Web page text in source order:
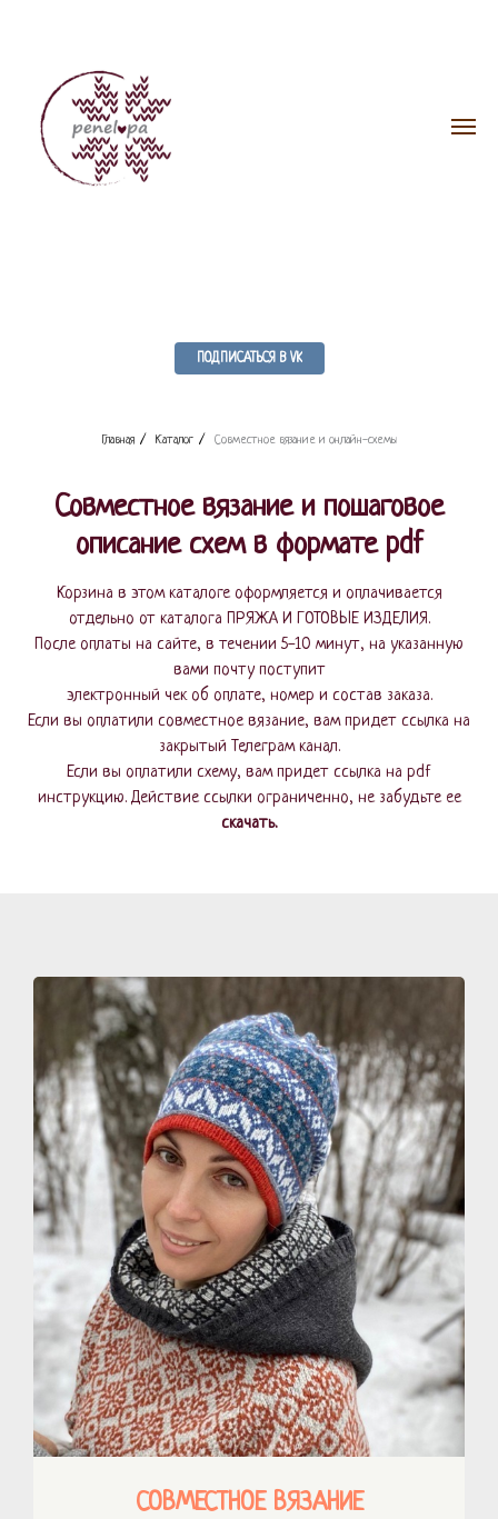
ПОДПИСАТЬСЯ В VK
Главная / Каталог / Совместное вязание и онлайн-схемы
Совместное вязание и пошаговое
описание схем в формате pdf
Корзина в этом каталоге оформляется и оплачивается
отдельно от каталога ПРЯЖА И ГОТОВЫЕ ИЗДЕЛИЯ.
После оплаты на сайте, в течении 5-10 минут, на указанную
вами почту поступит
электронный чек об оплате, номер и состав заказа.
Если вы оплатили совместное вязание, вам придет ссылка на
закрытый Телеграм канал.
Если вы оплатили схему, вам придет ссылка на pdf
инструкцию. Действие ссылки ограниченно, не забудьте ее
скачать.
СОВМЕСТНОЕ ВЯЗАНИЕ